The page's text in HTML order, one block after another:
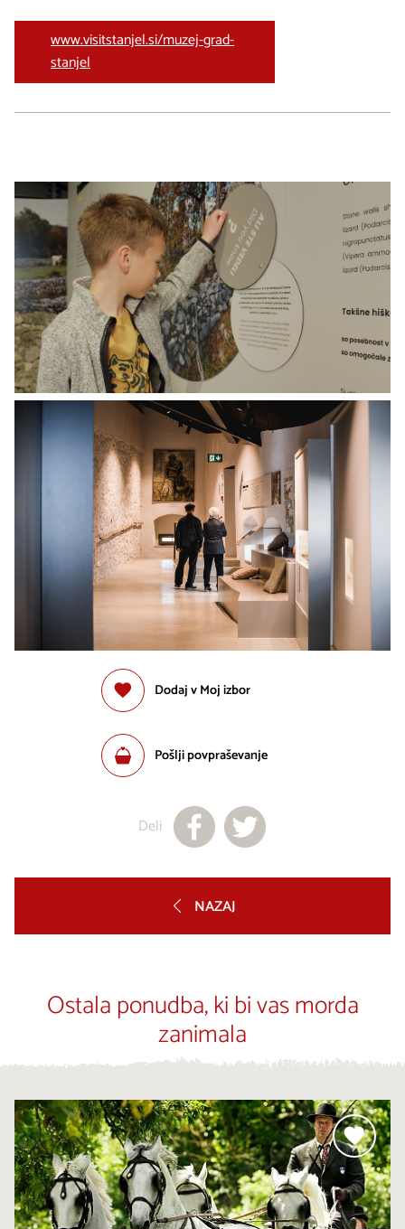
www.visitstanjel.si/muzej-grad-
stanjel
Dodaj v Moj izbor
Pošlji povpraševanje
Deli
NAZAJ
Ostala ponudba, ki bi vas morda
zanimala